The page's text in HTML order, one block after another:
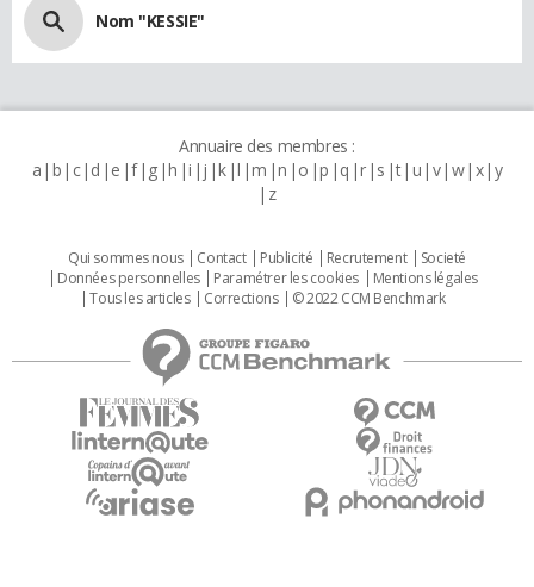
Nom "KESSIE"
Annuaire des membres :
a b c d e f g h i j k l m n o p q r s t u v w x y
z
Qui sommes nous Contact Publicité Recrutement
Societé
Données personnelles
Paramétrer les cookies
Mentions légales
Tous les articles
Corrections © 2022 CCM Benchmark